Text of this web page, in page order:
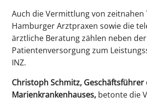
Auch die Vermittlung von zeitnahen
Hamburger Arztpraxen sowie die
ärztliche Beratung zählen neben
Patientenversorgung zum
INZ.
Christoph Schmitz, Geschäftsführer
Marienkrankenhauses, betonte die